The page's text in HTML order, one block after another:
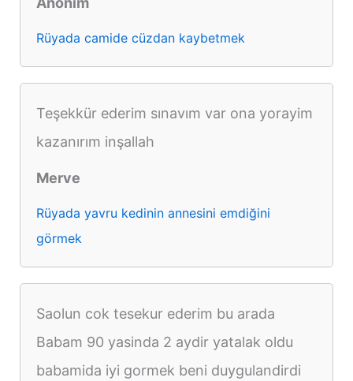
Rüyada camide cüzdan kaybetmek
Teşekkür ederim sınavım var ona yorayim
kazanırım inşallah
Merve
Rüyada yavru kedinin annesini emdiğini
görmek
Saolun cok tesekur ederim bu arada
Babam 90 yasinda 2 aydir yatalak oldu
babamida iyi gormek beni duygulandirdi